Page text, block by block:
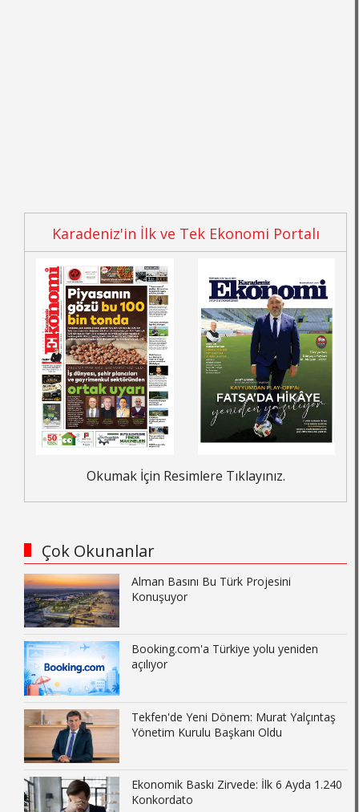
Karadeniz'in İlk ve Tek Ekonomi Portalı
Okumak İçin Resimlere Tıklayınız.
Çok Okunanlar
Alman Basını Bu Türk Projesini
Konuşuyor
Booking.com'a Türkiye yolu yeniden
açılıyor
Tekfen'de Yeni Dönem: Murat Yalçıntaş
Yönetim Kurulu Başkanı Oldu
Ekonomik Baskı Zirvede: İlk 6 Ayda 1.240
Konkordato